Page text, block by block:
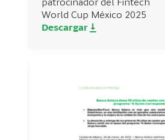
patrocinador del Fintech
World Cup México 2025
Descargar